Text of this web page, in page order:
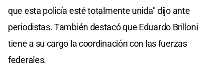
que esta policía esté totalmente unida" dijo ante
periodistas. También destacó que Eduardo Brilloni
tiene a su cargo la coordinación con las fuerzas
federales.